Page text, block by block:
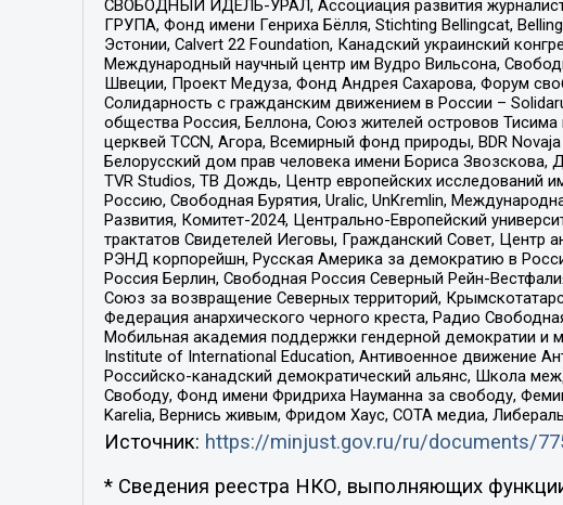
СВОБОДНЫЙ ИДЕЛЬ-УРАЛ, Ассоциация развития
ГРУПА, Фонд имени Генриха Бёлля, Stichting Bellingcat,
Эстонии, Calvert 22 Foundation, Канадский украинский
Международный научный центр им Вудро Вильсона,
Швеции, Проект Медуза, Фонд Андрея Сахарова, Форум
Солидарность с гражданским движением в России –
общества Россия, Беллона, Союз жителей островов
церквей TCCN, Агора, Всемирный фонд природы, BDR
Белорусский дом прав человека имени Бориса
TVR Studios, ТВ Дождь, Центр европейских исследований
Россию, Свободная Бурятия, Uralic, UnKremlin,
Развития, Комитет-2024, Центрально-Европейский
трактатов Свидетелей Иеговы, Гражданский Совет, Центр
РЭНД корпорейшн, Русская Америка за демократию в
Россия Берлин, Свободная Россия Северный Рейн-
Союз за возвращение Северных территорий,
Федерация анархического черного креста, Радио
Мобильная академия поддержки гендерной демократии и
Institute of International Education, Антивоенное движение
Российско-канадский демократический альянс, Школа
Свободу, Фонд имени Фридриха Науманна за свободу,
Karelia, Вернись живым, Фридом Хаус, СОТА медиа,
Источник: https://minjust.gov.ru/ru/documents/
* Сведения реестра НКО, выполняющих функции